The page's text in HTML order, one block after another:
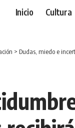
Inicio Cultura
> Dudas, miedo e